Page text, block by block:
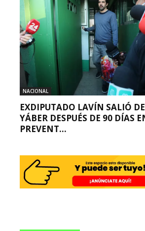
NACIONAL
EXDIPUTADO LAVÍN SALIÓ
YÁBER DESPUÉS DE 90 DÍAS
PREVENT...